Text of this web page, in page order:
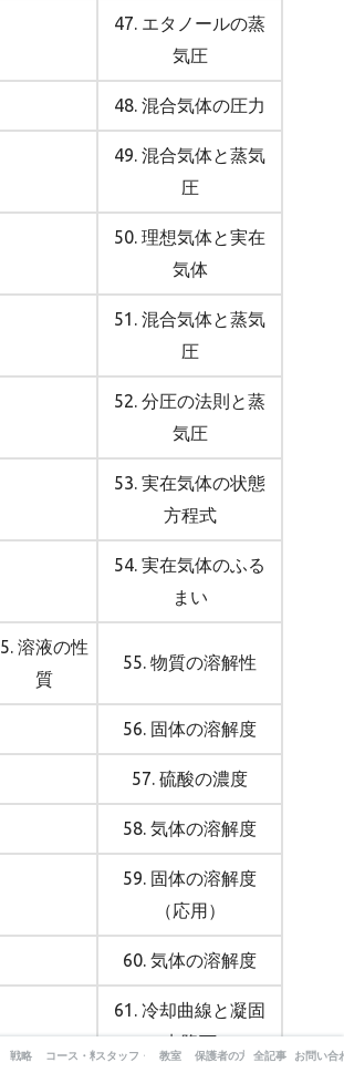
47. エタノールの蒸
気圧
48. 混合気体の圧力
49. 混合気体と蒸気
圧
50. 理想気体と実在
気体
51. 混合気体と蒸気
圧
52. 分圧の法則と蒸
気圧
53. 実在気体の状態
方程式
54. 実在気体のふる
まい
5. 溶液の性
質
55. 物質の溶解性
56. 固体の溶解度
57. 硫酸の濃度
58. 気体の溶解度
59. 固体の溶解度
（応用）
60. 気体の溶解度
61. 冷却曲線と凝固
点降下
戦略 コース・料金スタッフ・出版書籍
教室 保護者の方へ全記事 お問い合